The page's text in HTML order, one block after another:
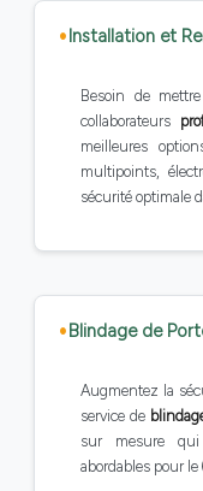
Installation et
Besoin de
collaborateurs
meilleures
multipoints,
sécurité optimale
Blindage de
Augmentez la
service de
sur mesure
abordables pour le